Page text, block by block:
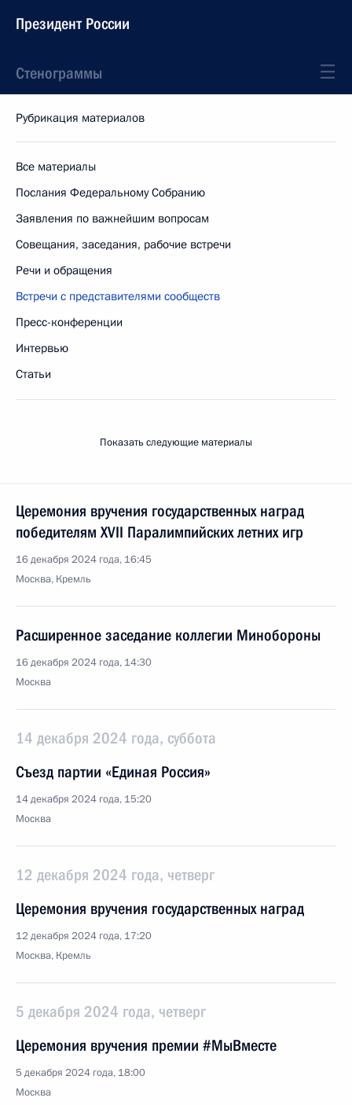
Президент России
Стенограммы
Рубрикация материалов
Все материалы
Послания Федеральному Собранию
Заявления по важнейшим вопросам
Совещания, заседания, рабочие встречи
Речи и обращения
Встречи с представителями сообществ
Пресс-конференции
Интервью
Статьи
Показать следующие материалы
Церемония вручения государственных наград
победителям ХVII Паралимпийских летних игр
16 декабря 2024 года, 16:45
Москва, Кремль
Расширенное заседание коллегии Минобороны
16 декабря 2024 года, 14:30
Москва
14 декабря 2024 года, суббота
Съезд партии «Единая Россия»
14 декабря 2024 года, 15:20
Москва
12 декабря 2024 года, четверг
Церемония вручения государственных наград
12 декабря 2024 года, 17:20
Москва, Кремль
5 декабря 2024 года, четверг
Церемония вручения премии #МыВместе
5 декабря 2024 года, 18:00
Москва